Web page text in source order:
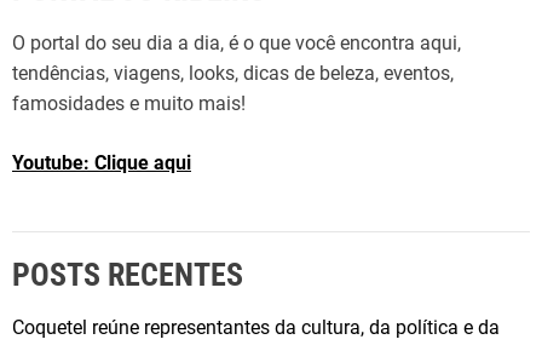
O portal do seu dia a dia, é o que você encontra aqui,
tendências, viagens, looks, dicas de beleza, eventos,
famosidades e muito mais!
Youtube: Clique aqui
POSTS RECENTES
Coquetel reúne representantes da cultura, da política e da